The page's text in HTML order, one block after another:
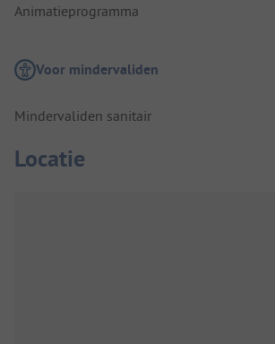
Animatieprogramma
Voor mindervaliden
Mindervaliden sanitair
Locatie